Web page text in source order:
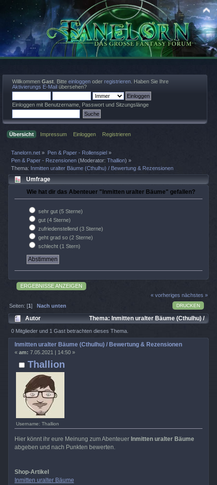
Willkommen Gast . Bitte einloggen oder registrieren . Haben Sie Ihre
Aktivierungs E-Mail übersehen?
Einloggen mit Benutzername, Passwort und Sitzungslänge
Übersicht Impressum Einloggen Registrieren
Tanelorn.net » Pen & Paper - Rollenspiel»
Pen & Paper - Rezensionen (Moderator:Thallion) »
Thema: Inmitten uralter Bäume (Cthulhu) / Bewertung & Rezensionen
Umfrage
Wie hat dir das Abenteuer "Inmitten uralter Bäume" gefallen?
sehr gut (5 Sterne)
gut (4 Sterne)
zufriedenstellend (3 Sterne)
geht grad so (2 Sterne)
schlecht (1 Stern)
ERGEBNISSE ANZEIGEN
« vorheriges nächstes »
DRUCKEN
Seiten: [1] Nach unten
Autor
Thema: Inmitten uralter Bäume (Cthulhu) /
Bewertung & Rezensionen (Gelesen 3289 mal)
0 Mitglieder und 1 Gast betrachten dieses Thema.
Thallion
Username: Thallion
Inmitten uralter Bäume (Cthulhu) / Bewertung & Rezensionen
« am: 7.05.2021 | 14:50 »
Hier könnt ihr eure Meinung zum Abenteuer Inmitten uralter Bäume
abgeben und nach Punkten bewerten.
Shop-Artikel
Inmitten uralter Bäume